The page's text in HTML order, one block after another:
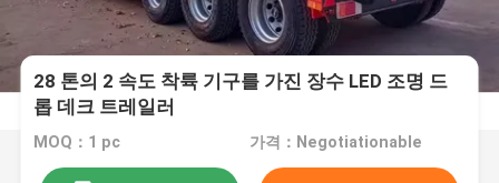
28 톤의 2 속도 착륙 기구를 가진 장수 LED 조명 드
롭 데크 트레일러
MOQ：1 pc 가격：Negotiationable